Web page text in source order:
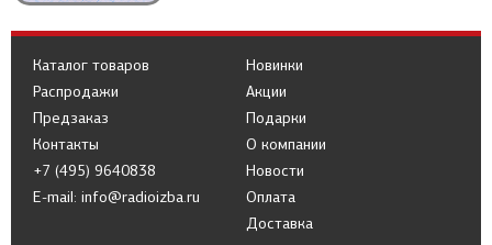
Каталог товаров
Распродажи
Предзаказ
Новинки
Акции
Подарки
Контакты
+7 (495) 9640838
E-mail: info@radioizba.ru
О компании
Новости
Оплата
Доставка